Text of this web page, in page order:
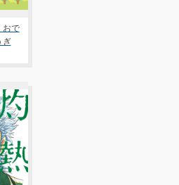
で
ぎ